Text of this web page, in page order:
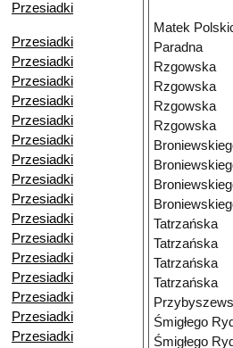
Przesiadki
Przesiadki
Przesiadki
Przesiadki
Przesiadki
Przesiadki
Przesiadki
Przesiadki
Przesiadki
Przesiadki
Przesiadki
Przesiadki
Przesiadki
Przesiadki
Przesiadki
Przesiadki
Przesiadki
Matek
Paradna
Rzgowska
Rzgowska
Rzgowska
Rzgowska
Tatrzańska
Tatrzańska
Tatrzańska
Tatrzańska
Śmigłego
Śmigłego